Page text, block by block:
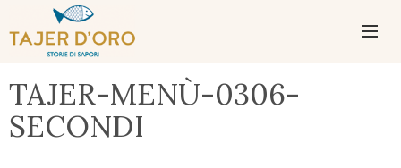
AL
CONTENUTO
TAJER-MENÙ-0306-
SECONDI